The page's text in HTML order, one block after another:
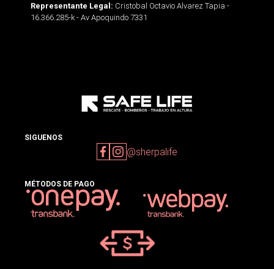
Representante Legal: Cristobal Octavio Alvarez Tapia -
16.366.285-k - Av Apoquindo 7331
SIGUENOS
@sherpalife
MÉTODOS DE PAGO